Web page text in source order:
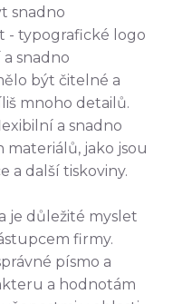
snadno
- typografické logo
snadno
být čitelné a
mnoho detailů.
a snadno
jako jsou
a další tiskoviny.
je důležité myslet
firmy.
písmo a
a hodnotám